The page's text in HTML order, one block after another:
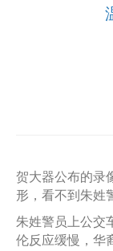
贺大器公布的录
形，看不到朱姓
朱姓警员上公交
伦反应缓慢，华